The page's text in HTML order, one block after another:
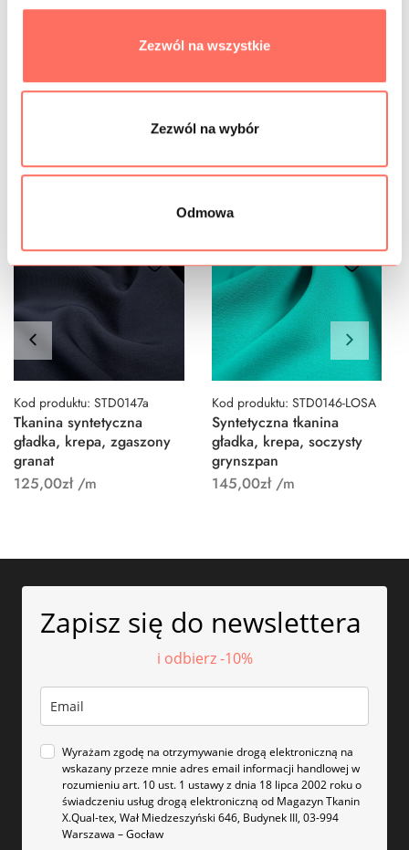
Zezwól na wszystkie
Zezwól na wybór
Odmowa
Podobne produkty
Kod produktu: STD0147a
Tkanina syntetyczna
gładka, krepa, zgaszony
granat
125,00zł/m
Kod produktu: STD0146-LOSA
Syntetyczna tkanina
gładka, krepa, soczysty
grynszpan
145,00zł/m
Zapisz się do newslettera
i odbierz -10%
Wyrażam zgodę na otrzymywanie drogą elektroniczną na
wskazany przeze mnie adres email informacji handlowej w
rozumieniu art. 10 ust. 1 ustawy z dnia 18 lipca 2002 roku o
świadczeniu usług drogą elektroniczną od Magazyn Tkanin
X.Qual-tex, Wał Miedzeszyński 646, Budynek III, 03-994
Warszawa – Gocław